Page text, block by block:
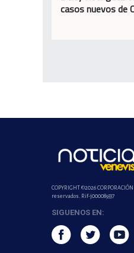
casos nuevos de
COPYRIGHT ©2026
reservados. Rif-j000089337
SIGUENOS EN: